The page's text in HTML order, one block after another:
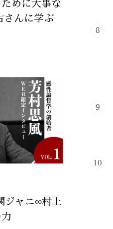
めに大事な
さんに学ぶ
ジャニ∞村上